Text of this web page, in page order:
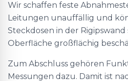
Wir schaffen feste
Leitungen unauffällig und
Steckdosen in der Rigipswand
Oberfläche großflächig
Zum Abschluss gehören
Messungen dazu. Damit ist